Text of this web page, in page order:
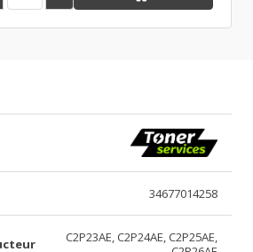
34677014258
C2P23AE, C2P24AE, C2P25AE,